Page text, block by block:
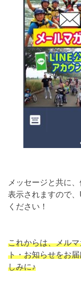
メッセージと共に
表示されますので
ください！
これからは、メル
ト・お知らせをお
しみに♪